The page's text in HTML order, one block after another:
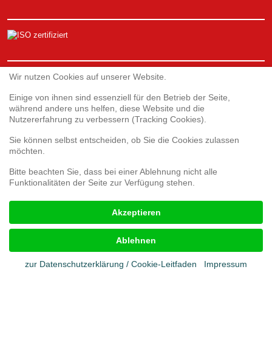
Service
Webshop
Umfrage 3D-Druck
Umfrage zur Kundenzufriedenheit
Reklamationsformular
Impressum
Cookies
Datenschutz
Wir nutzen Cookies auf unserer Website.
Einige von ihnen sind essenziell für den Betrieb der Seite,
während andere uns helfen, diese Website und die
Nutzererfahrung zu verbessern (Tracking Cookies).
Sie können selbst entscheiden, ob Sie die Cookies zulassen
möchten.
Bitte beachten Sie, dass bei einer Ablehnung nicht alle
Funktionalitäten der Seite zur Verfügung stehen.
Akzeptieren
Ablehnen
zur Datenschutzerklärung / Cookie-Leitfaden Impressum